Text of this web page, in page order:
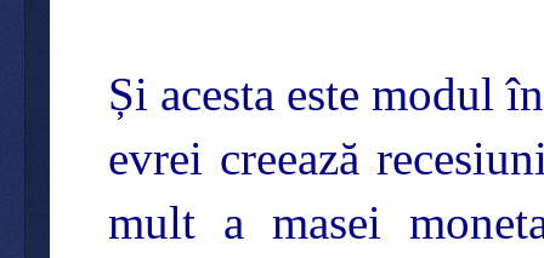
Și acesta este modul
evrei creează
mult a masei